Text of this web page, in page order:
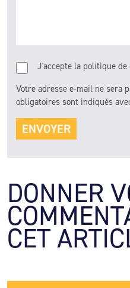
Votre adresse e-mail ne sera
obligatoires sont indiqués
J'accepte la politique
DONNER
CET